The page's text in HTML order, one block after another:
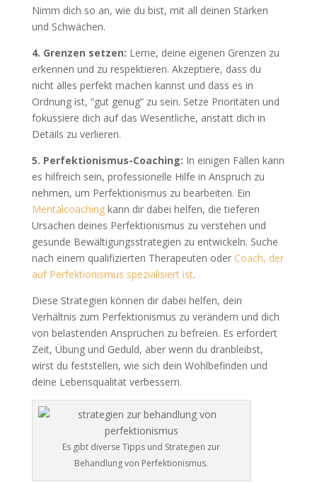
Nimm dich so an, wie du bist, mit all deinen Stärken
und Schwächen.
4. Grenzen setzen: Lerne, deine eigenen Grenzen zu
erkennen und zu respektieren. Akzeptiere, dass du
nicht alles perfekt machen kannst und dass es in
Ordnung ist, “gut genug” zu sein. Setze Prioritäten und
fokussiere dich auf das Wesentliche, anstatt dich in
Details zu verlieren.
5. Perfektionismus-Coaching: In einigen Fällen kann
es hilfreich sein, professionelle Hilfe in Anspruch zu
nehmen, um Perfektionismus zu bearbeiten. Ein
Mentalcoachingkann dir dabei helfen, die tieferen
Ursachen deines Perfektionismus zu verstehen und
gesunde Bewältigungsstrategien zu entwickeln. Suche
nach einem qualifizierten Therapeuten oder Coach, der
auf Perfektionismus spezialisiert ist.
Diese Strategien können dir dabei helfen, dein
Verhältnis zum Perfektionismus zu verändern und dich
von belastenden Ansprüchen zu befreien. Es erfordert
Zeit, Übung und Geduld, aber wenn du dranbleibst,
wirst du feststellen, wie sich dein Wohlbefinden und
deine Lebensqualität verbessern.
Es gibt diverse Tipps und Strategien zur
Behandlung von Perfektionismus.